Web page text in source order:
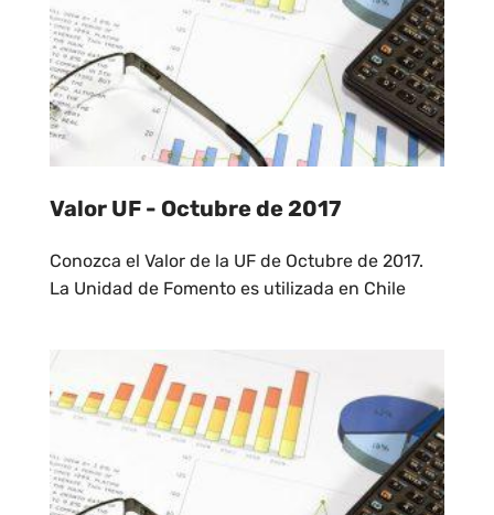
Valor UF - Octubre de 2017
Conozca el Valor de la UF de Octubre de 2017.
La Unidad de Fomento es utilizada en Chile